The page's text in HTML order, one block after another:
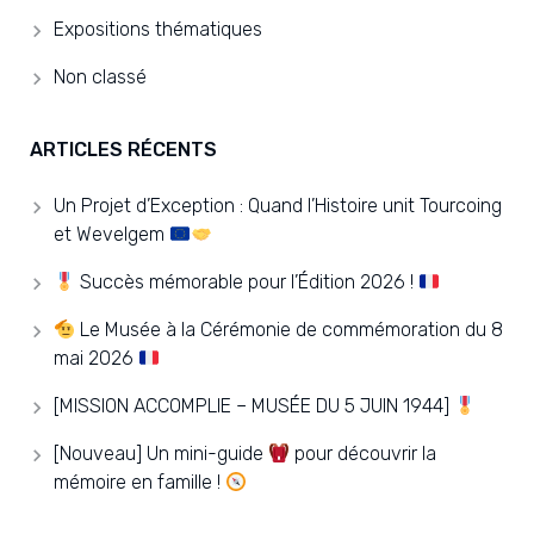
Expositions thématiques
Non classé
ARTICLES RÉCENTS
Un Projet d’Exception : Quand l’Histoire unit Tourcoing
et Wevelgem
Succès mémorable pour l’Édition 2026 !
Le Musée à la Cérémonie de commémoration du 8
mai 2026
[MISSION ACCOMPLIE – MUSÉE DU 5 JUIN 1944]
[Nouveau] Un mini-guide
pour découvrir la
mémoire en famille !